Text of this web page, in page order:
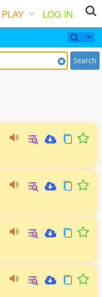
PLAY
LOG IN
Search